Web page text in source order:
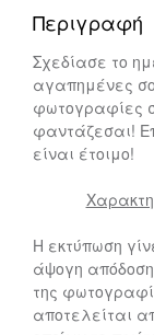
Περιγραφή
Σχεδίασε το
αγαπημένες
φωτογραφίες
φαντάζεσαι!
είναι έτοιμο!
Η εκτύπωση
άψογη
της
αποτελείται